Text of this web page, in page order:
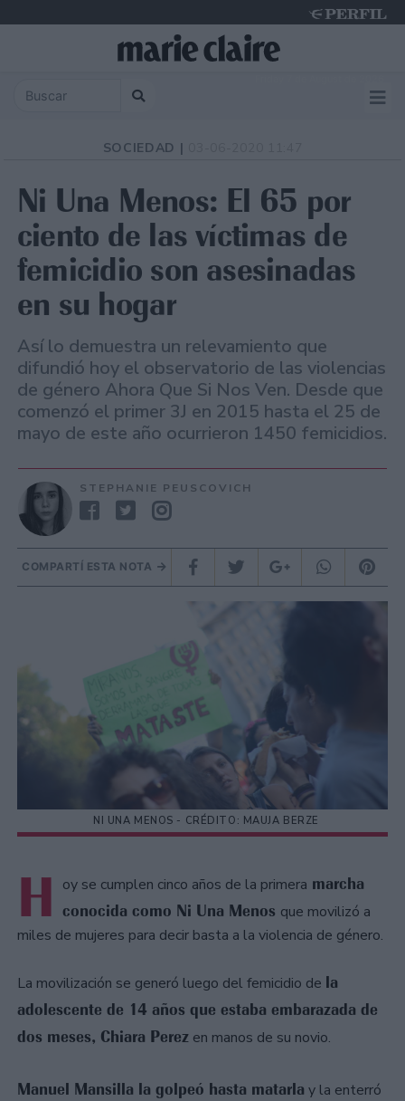
SOCIEDAD |
Ni Una Menos: El 65 por
ciento de las víctimas de
femicidio son asesinadas
en su hogar
Así lo demuestra un relevamiento que
difundió hoy el observatorio de las violencias
de género Ahora Que Si Nos Ven. Desde que
comenzó el primer 3J en 2015 hasta el 25 de
mayo de este año ocurrieron 1450 femicidios.
STEPHANIE PEUSCOVICH
COMPARTÍ ESTA NOTA
NI UNA MENOS - CRÉDITO: MAUJA BERZE
H oy se cumplen cinco años de la primera marcha
conocida como Ni Una Menos que movilizó a
miles de mujeres para decir basta a la violencia de género.
La movilización se generó luego del femicidio de la
adolescente de 14 años que estaba embarazada de
dos meses, Chiara Perez en manos de su novio.
Manuel Mansilla la golpeó hasta matarla y la enterró